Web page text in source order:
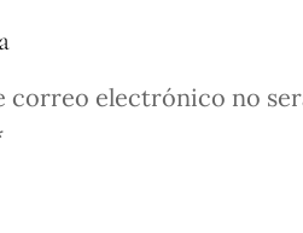
correo electrónico no